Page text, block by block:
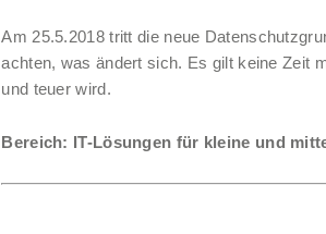
Am 25.5.2018 tritt die neue
achten, was ändert sich. Es gilt keine Zeit
und teuer wird.
Bereich: IT-Lösungen für kleine und